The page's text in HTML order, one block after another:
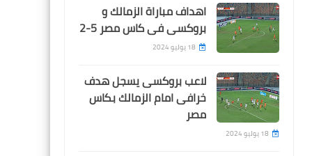
05 أغسطس 2026
جدول مباريات الدورى المصرى 2026-
2027
05 أغسطس 2026
نتيجة قرعة الدوري
اهداف مباراة الزمالك و
بروكسى فى كاس مصر 5-2
18 يوليو 2024
لاعب بروكسى يسجل هدف
خرافى امام الزمالك بكاس
مصر
18 يوليو 2024
Egypt
اهداف مباراة مصر و البرازيل
الودية 1-2 بصوت جميع
المعلقين